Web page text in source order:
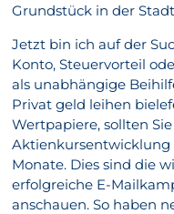
Grundstück in der
Jetzt bin ich auf der
Konto, Steuervorteil
als unabhängige
Privat geld leihen
Wertpapiere, sollten
Monate. Dies sind die
erfolgreiche E-
anschauen. So haben